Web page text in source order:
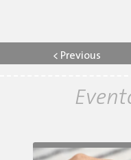
< Previous